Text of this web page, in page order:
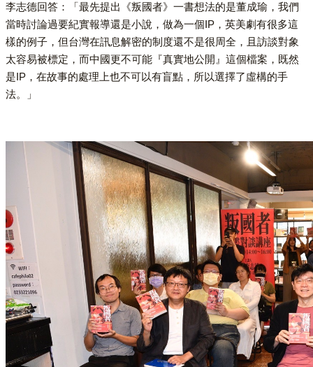
李志德回答：「最先提出《叛國者》一書想法的是董成瑜，我們
當時討論過要紀實報導還是小說，做為一個IP，英美劇有很多這
樣的例子，但台灣在訊息解密的制度還不是很周全，且訪談對象
太容易被標定，而中國更不可能『真實地公開』這個檔案，既然
是IP，在故事的處理上也不可以有盲點，所以選擇了虛構的手
法。」